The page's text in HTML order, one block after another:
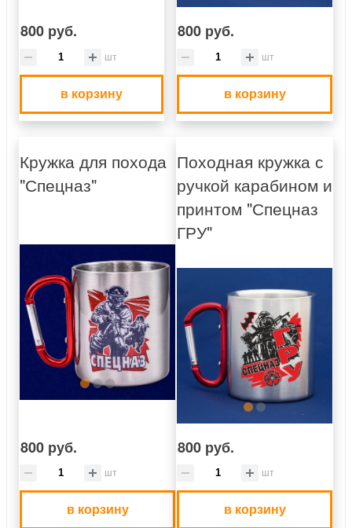
800 руб.
шт
в корзину
800 руб.
шт
в корзину
Кружка для похода
"Спецназ"
800 руб.
шт
в корзину
Походная кружка с
ручкой карабином и
принтом "Спецназ
ГРУ"
800 руб.
шт
в корзину